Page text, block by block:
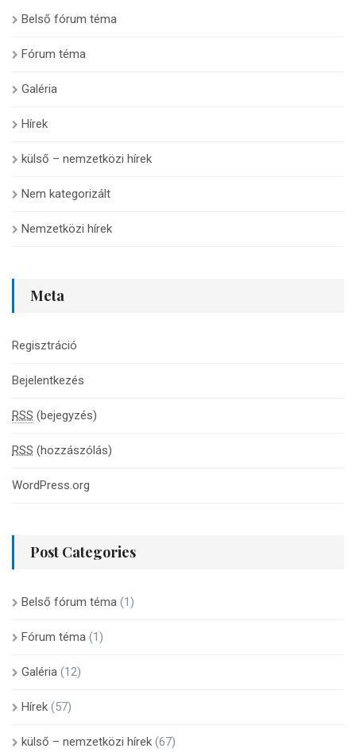
Belső fórum téma
Fórum téma
Galéria
Hírek
külső – nemzetközi hírek
Nem kategorizált
Nemzetközi hírek
Meta
Regisztráció
Bejelentkezés
RSS (bejegyzés)
RSS (hozzászólás)
WordPress.org
Post Categories
Belső fórum téma (1)
Fórum téma (1)
Galéria (12)
Hírek (57)
külső – nemzetközi hírek (67)